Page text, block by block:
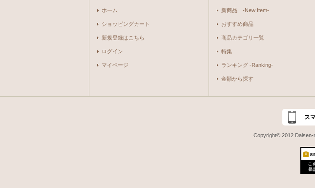
ホーム
ショッピングカート
新規登録はこちら
ログイン
マイページ
新商品 -New Item-
おすすめ商品
商品カテゴリ一覧
特集
ランキング -Ranking-
金額から探す
ス
Copyright© 2012 Daisen-